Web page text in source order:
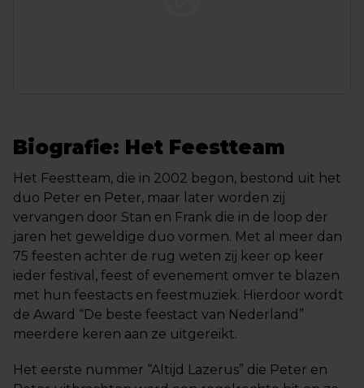
Biografie: Het Feestteam
Het Feestteam, die in 2002 begon, bestond uit het
duo Peter en Peter, maar later worden zij
vervangen door Stan en Frank die in de loop der
jaren het geweldige duo vormen. Met al meer dan
75 feesten achter de rug weten zij keer op keer
ieder festival, feest of evenement omver te blazen
met hun feestacts en feestmuziek. Hierdoor wordt
de Award “De beste feestact van Nederland”
meerdere keren aan ze uitgereikt.
Het eerste nummer “Altijd Lazerus” die Peter en